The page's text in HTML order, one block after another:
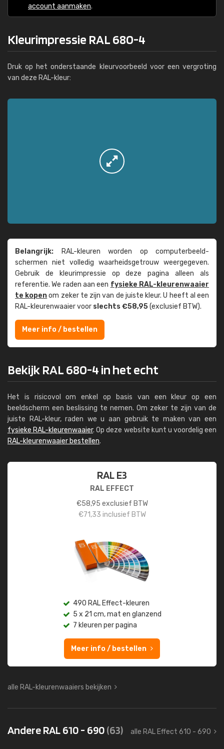
account aanmaken.
Kleurimpressie RAL 680-4
Druk op het onderstaande kleurvoorbeeld voor een vergroting
van deze RAL-kleur:
Belangrijk: RAL-kleuren worden op computer­beeld­
schermen niet volledig waarheids­­getrouw weer­gegeven.
Gebruik de kleur­impressie op deze pagina alleen als
referentie. We raden aan een fysieke RAL-kleuren­waaier
te kopenom zeker te zijn van de juiste kleur. U heeft al een
RAL-kleuren­waaier voor slechts €58,95(exclusief BTW).
Meer info / bestellen
Bekijk RAL 680-4 in het echt
Het is risicovol om enkel op basis van een kleur op een
beeldscherm een beslissing te nemen. Om zeker te zijn van de
juiste RAL-kleur, raden we u aan gebruik te maken van een
fysieke RAL-kleurenwaaier. Op deze website kunt u voordelig een
RAL-kleurenwaaier bestellen.
RAL E3
RAL EFFECT
€58,95 exclusief BTW
€71,33 inclusief BTW
490 RAL Effect-kleuren
5 x 21 cm, mat en glanzend
7 kleuren per pagina
Meer info / bestellen
alle RAL-kleurenwaaiers bekijken
Andere RAL 610 - 690(63) alle RAL Effect 610 - 690